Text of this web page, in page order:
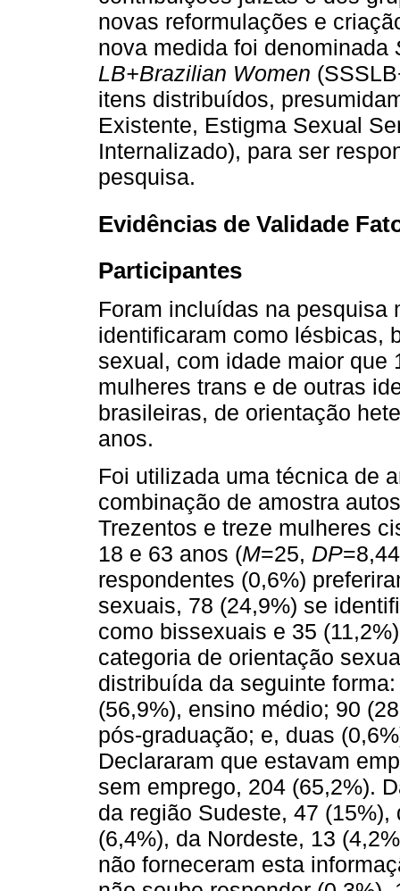
novas reformulações e
nova medida foi denominada
LB+Brazilian Women
itens distribuídos,
Existente, Estigma Sexual
Internalizado), para ser
pesquisa.
Evidências de Validade
Participantes
Foram incluídas na pesquisa
identificaram como lésbicas,
sexual, com idade maior que
mulheres trans e de outras
brasileiras, de orientação
anos.
Foi utilizada uma técnica de
combinação de amostra
Trezentos e treze mulheres
18 e 63 anos (M=25, DP
respondentes (0,6%)
sexuais, 78 (24,9%) se
como bissexuais e 35
categoria de orientação
distribuída da seguinte
(56,9%), ensino médio; 90
pós-graduação; e, duas
Declararam que estavam
sem emprego, 204 (65,2%).
da região Sudeste, 47
(6,4%), da Nordeste, 13
não forneceram esta